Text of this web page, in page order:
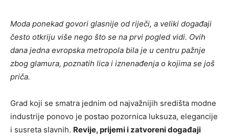
Moda ponekad govori glasnije od riječi, a veliki događaji
često otkriju više nego što se na prvi pogled vidi. Ovih
dana jedna evropska metropola bila je u centru pažnje
zbog glamura, poznatih lica i iznenađenja o kojima se još
priča.
Grad koji se smatra jednim od najvažnijih središta modne
industrije ponovo je postao pozornica luksuza, elegancije
i susreta slavnih. Revije, prijemi i zatvoreni događaji